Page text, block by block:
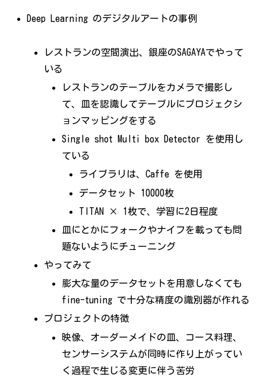
Deep Learning のデジタルアートの事例
レストランの空間演出、銀座のSAGAYAでやって
いる
レストランのテーブルをカメラで撮影し
て、皿を認識してテーブルにプロジェクシ
ョンマッピングをする
Single shot Multi box Detector を使用し
ている
ライブラリは、Caffe を使用
データセット 10000枚
TITAN × 1枚で、学習に2日程度
皿にとかにフォークやナイフを載っても問
題ないようにチューニング
やってみて
膨大な量のデータセットを用意しなくても
fine-tuning で十分な精度の識別器が作れる
プロジェクトの特徴
映像、オーダーメイドの皿、コース料理、
センサーシステムが同時に作り上がってい
く過程で生じる変更に伴う苦労